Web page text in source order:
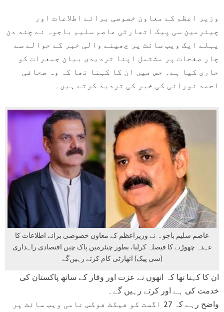
وزیر اعظم کے معاون خصوصی برائے اطلاعات اور
چیئرمین سی پیک اتھارٹی عاصم سلیم باجوہ نے چند دن
پہلے ایک ویب سائٹ پر چھپنے والی خبر کے حوالے سے
چار صفحات پر مشتمل اپنا تردیدی بیان جمعرات کو
جاری کیا ہے۔ جس میں ان کا کہنا تھا کہ وہ صحافی
احمد نورانی کی خبر کی تردید کرتے ہیں۔
عاصم سلیم باجو ہ نے وزیراعظم کے معاون خصوصی برائے اطلاعات کا
عہدہ چھوڑنے کا فیصلہ کرلیا، بطور چیئرمین پاک چین اقتصادی راہداری
(سی پیک) اتھارٹی کام کرتے رہیں‌گے
ان کا کہنا تھا کہ انھوں نے عزت اور وقار کے ساتھ پاکستان کی
خدمت کی ہے اور کرتے رہیں گے۔
واضح رہے کہ 27 اگست کو فیکٹ فوکس نامی ویب سائٹ پر